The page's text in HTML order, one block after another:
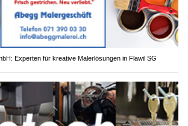
Experten für kreative Malerlösungen in Flawil SG